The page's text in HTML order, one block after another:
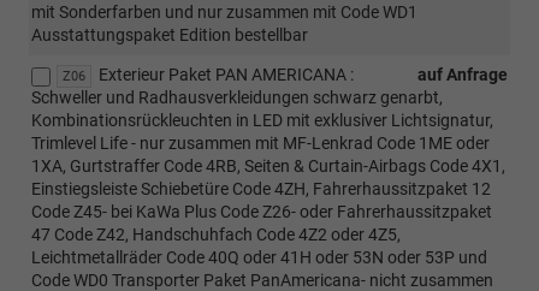
mit Sonderfarben und nur zusammen mit Code WD1
Ausstattungspaket Edition bestellbar
Z06 auf Anfrage
Exterieur Paket PAN AMERICANA :
Schweller und Radhausverkleidungen schwarz genarbt,
Kombinationsrückleuchten in LED mit exklusiver Lichtsignatur,
Trimlevel Life - nur zusammen mit MF-Lenkrad Code 1ME oder
1XA, Gurtstraffer Code 4RB, Seiten & Curtain-Airbags Code 4X1,
Einstiegsleiste Schiebetüre Code 4ZH, Fahrerhaussitzpaket 12
Code Z45- bei KaWa Plus Code Z26- oder Fahrerhaussitzpaket
47 Code Z42, Handschuhfach Code 4Z2 oder 4Z5,
Leichtmetallräder Code 40Q oder 41H oder 53N oder 53P und
Code WD0 Transporter Paket PanAmericana- nicht zusammen